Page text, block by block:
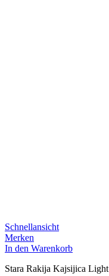
Schnellansicht
Merken
In den Warenkorb
Stara Rakija Kajsijica Light